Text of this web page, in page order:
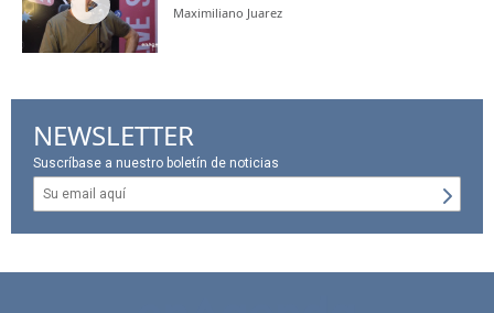
Maximiliano Juarez
NEWSLETTER
Suscríbase a nuestro boletín de noticias